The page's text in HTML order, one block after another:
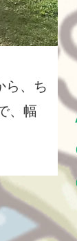
ら、ち
、幅